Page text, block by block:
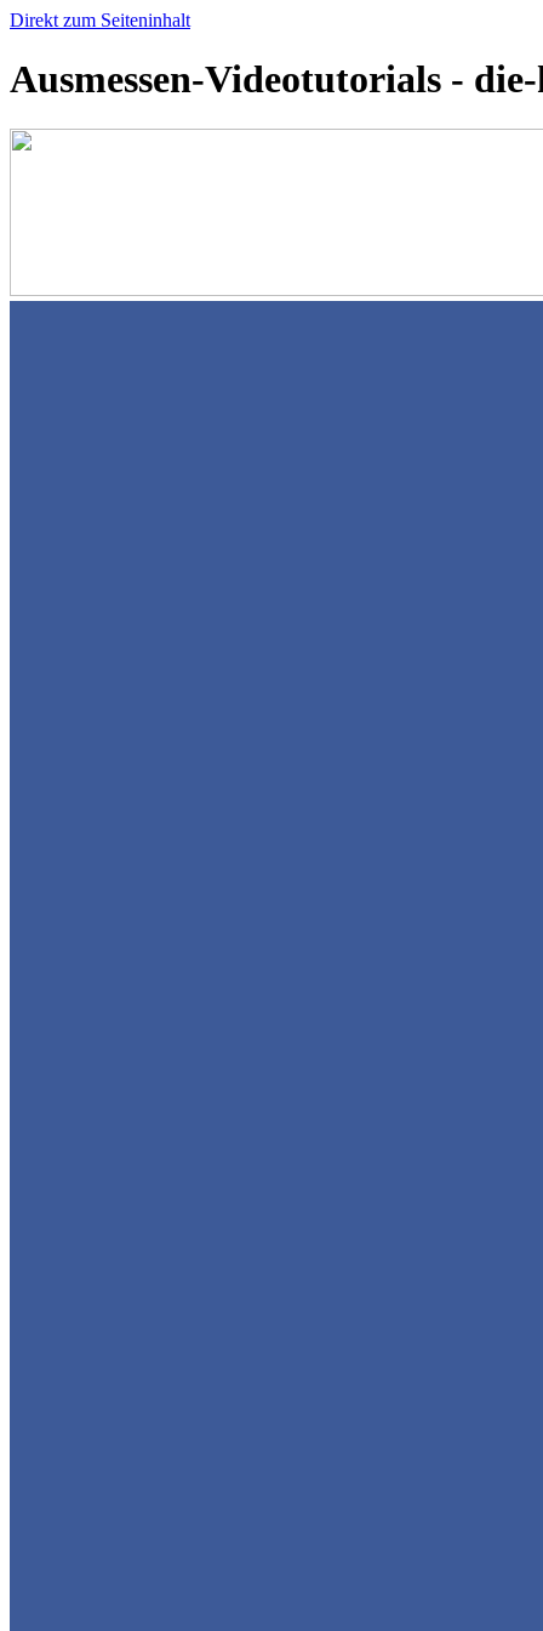
Direkt zum Seiteninhalt
Ausmessen-Videotutorials -